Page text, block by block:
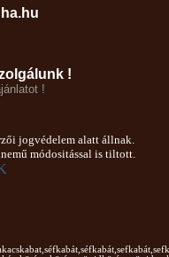
!
!
jogvédelem alatt állnak.
módositással is tiltott.
, séfkabát,séfkabát,sefkabát, sef